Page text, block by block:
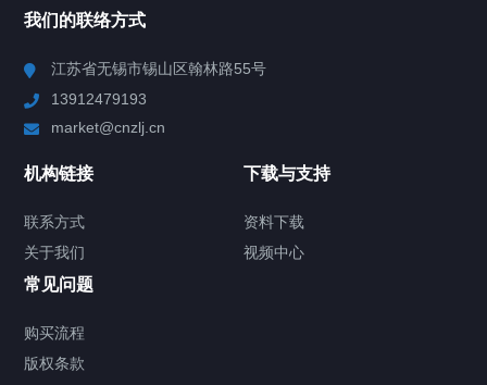
Chiller高精度制冷循环器
TCU温度控制单元
Chiller气体控温系统
我们的联络方式
江苏省无锡市锡山区翰林路55号
13912479193
market@cnzlj.cn
机构链接
联系方式
关于我们
下载与支持
资料下载
视频中心
常见问题
购买流程
版权条款